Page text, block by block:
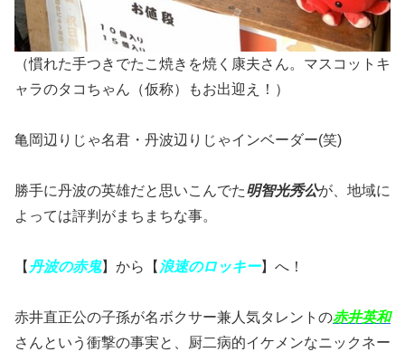
（慣れた手つきでたこ焼きを焼く康夫さん。マスコットキ
ャラのタコちゃん（仮称）もお出迎え！）
亀岡辺りじゃ名君・丹波辺りじゃインベーダー(笑)
勝手に丹波の英雄だと思いこんでた明智光秀公が、地域に
よっては評判がまちまちな事。
【 丹波の赤鬼】から【 浪速のロッキー】へ！
赤井直正公の子孫が名ボクサー兼人気タレントの赤井英和
さんという衝撃の事実と、厨二病的イケメンなニックネー